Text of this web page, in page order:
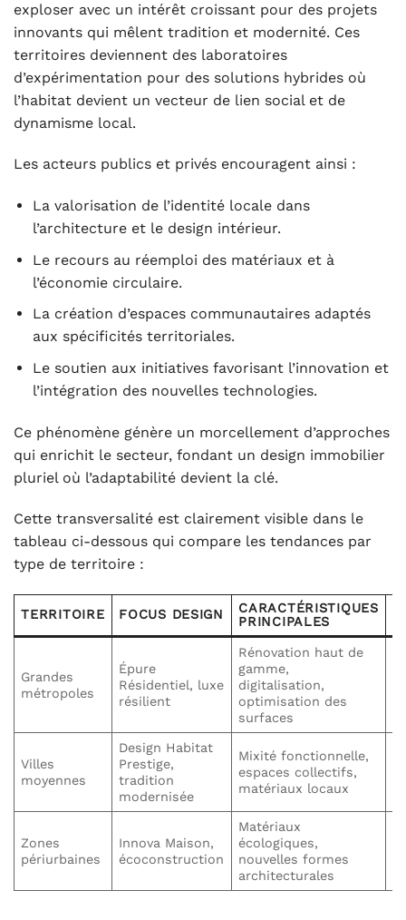
exploser avec un intérêt croissant pour des projets
innovants qui mêlent tradition et modernité. Ces
territoires deviennent des laboratoires
d’expérimentation pour des solutions hybrides où
l’habitat devient un vecteur de lien social et de
dynamisme local.
Les acteurs publics et privés encouragent ainsi :
La valorisation de l’identité locale dans
l’architecture et le design intérieur.
Le recours au réemploi des matériaux et à
l’économie circulaire.
La création d’espaces communautaires adaptés
aux spécificités territoriales.
Le soutien aux initiatives favorisant l’innovation et
l’intégration des nouvelles technologies.
Ce phénomène génère un morcellement d’approches
qui enrichit le secteur, fondant un design immobilier
pluriel où l’adaptabilité devient la clé.
Cette transversalité est clairement visible dans le
tableau ci-dessous qui compare les tendances par
type de territoire :
TERRITOIRE FOCUS DESIGN
CARACTÉRISTIQUES
PRINCIPALES
Grandes
métropoles
Épure
Résidentiel, luxe
résilient
Rénovation haut de
gamme,
digitalisation,
optimisation des
surfaces
Villes
moyennes
Design Habitat
Prestige,
tradition
modernisée
Mixité fonctionnelle,
espaces collectifs,
matériaux locaux
Zones
périurbaines
Innova Maison,
écoconstruction
Matériaux
écologiques,
nouvelles formes
architecturales